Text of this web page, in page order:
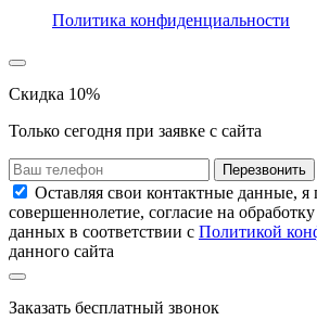
Политика конфиденциальности
Скидка 10%
Только сегодня при заявке с сайта
Перезвонить
Оставляя свои контактные данные,
совершеннолетие, согласие на
данных в соответствии с Политикой
данного сайта
Заказать бесплатный звонок